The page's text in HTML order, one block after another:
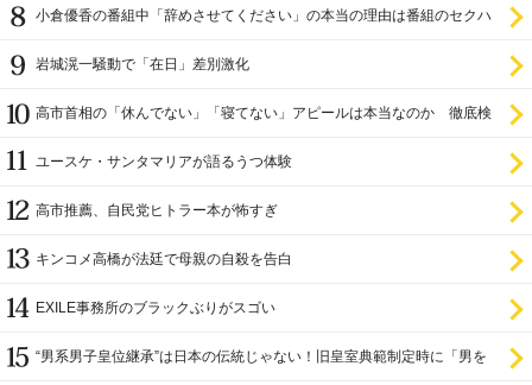
小倉優香の番組中「辞めさせてください」の本当の理由は番組のセクハ
岩城滉一騒動で「在日」差別激化
高市首相の「休んでない」「寝てない」アピールは本当なのか 徹底検
ユースケ・サンタマリアが語るうつ体験
高市推薦、自民党ヒトラー本が怖すぎ
キンコメ高橋が法廷で母親の自殺を告白
EXILE事務所のブラックぶりがスゴい
“男系男子皇位継承”は日本の伝統じゃない！旧皇室典範制定時に「男を